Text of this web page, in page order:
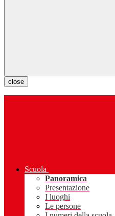
close
Scuola
Panoramica
Presentazione
I luoghi
Le persone